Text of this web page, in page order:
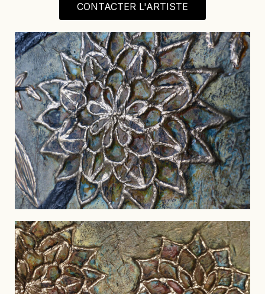
CONTACTER L'ARTISTE